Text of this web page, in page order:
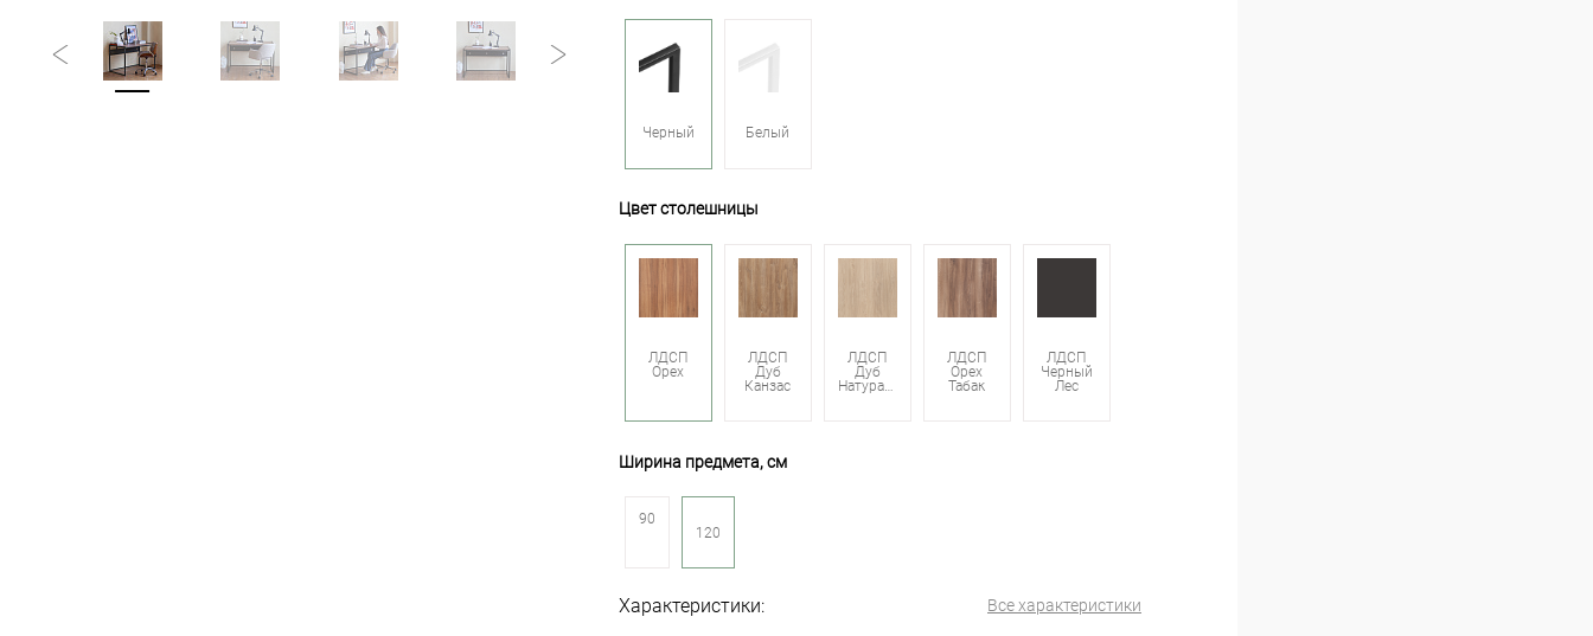
Черный Белый
Цвет столешницы
ЛДСП
Орех
ЛДСП
Дуб
Канзас
ЛДСП
Дуб
Натуральный
ЛДСП
Орех
Табак
ЛДСП
Черный
Лес
Ширина предмета, см
90
120
Характеристики: Все характеристики